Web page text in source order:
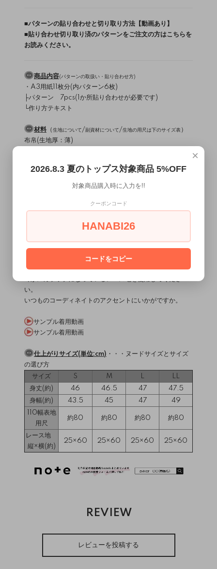
■パターンの貼り合わせと切り取り方法【動画あり】
■ 貼り合わせ切り取り済のパターンをご注文の方はこちらを
お読みください。
商品内容(パターンの取扱い・貼り合わせ方)
・A3用紙11枚分(内パターン6枚)
├パターン 7pcs(1か所貼り合わせが必要です)
└作り方テキスト
材料 （生地について/副資材について/生地の用尺は下のサイズ表）
布帛(生地厚：薄)
使用ミシン・縫製レベル （ ミシンについて）
縫製難易度・・・★★☆☆☆
です。
レース地を重ねたレースレイヤードタイプも制作できま
す。
い。
いつものコーディネイトのアクセントにいかがですか。
サンプル着用動画
サンプル着用動画
仕上がりサイズ(単位:cm) ・・・ ヌードサイズとサイズ
の選び方
サイズ
S M
身丈(約)
46 46.5 47
47.5
身幅(約)
43.5 45 47
49
110幅表地
用尺
約80 約80 約80 約80
レース地
縦×横(約)
25×60 25×60 25×60 25×60
REVIEW
レビューを投稿する
×
2026.8.3 夏のトップス対象商品 5%OFF
対象商品購入時に入力を!!
クーポンコード
HANABI26
コードをコピー